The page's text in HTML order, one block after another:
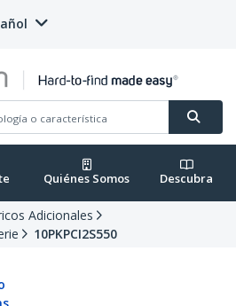
Quiénes Somos Descubra
Adicionales
10PKPCI2S550